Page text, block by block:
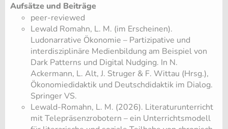
Aufsätze und Beiträge
peer-reviewed
Lewald Romahn, L. M. (im Erscheinen).
Ludonarrative Ökonomie – Partizipative und
interdisziplinäre Medienbildung am Beispiel von
Dark Patterns und Digital Nudging. In N.
Ackermann, L. Alt, J. Struger & F. Wittau (Hrsg.),
Ökonomiedidaktik und Deutschdidaktik im Dialog.
Springer VS.
Lewald-Romahn, L. M. (2026). Literaturunterricht
mit Telepräsenzrobotern – ein Unterrichtsmodell